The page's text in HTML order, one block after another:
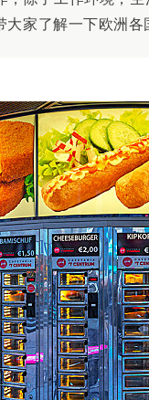
家了解一下欧洲各